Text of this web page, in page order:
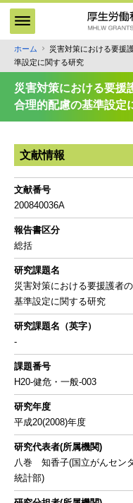
ン
ン
パ
ン
く
ず
ホーム
災害対策における要援
準設定に関する研究
災害対策における要援
合理的配慮の基準設定
文献情報
文献番号
200840036A
報告書区分
総括
研究課題名
災害対策における要援護者
基準設定に関する研究
研究課題名（英字）
-
課題番号
H20-健危・一般-003
研究年度
平成20(2008)年度
研究代表者(所属機関)
八巻 知香子(国立がんセン
統計部)